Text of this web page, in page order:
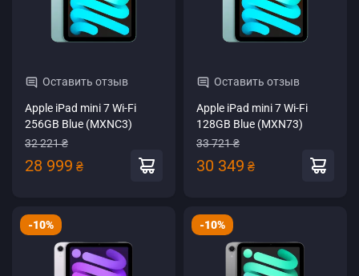
Оставить отзыв
Apple iPad mini 7 Wi-Fi
256GB Blue (MXNC3)
32 221 ₴
28 999 ₴
Оставить отзыв
Apple iPad mini 7 Wi-Fi
128GB Blue (MXN73)
33 721 ₴
30 349 ₴
-10% -10%